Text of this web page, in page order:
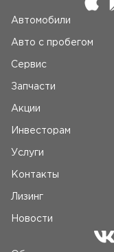
Автомобили
Авто c пробегом
Сервис
Запчасти
Акции
Инвесторам
Услуги
Контакты
Лизинг
Новости